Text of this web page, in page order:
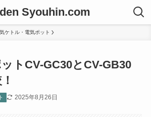
Syouhin.com
ケトル・電気ポット
トCV-GC30とCV-GB30
2025年8月26日